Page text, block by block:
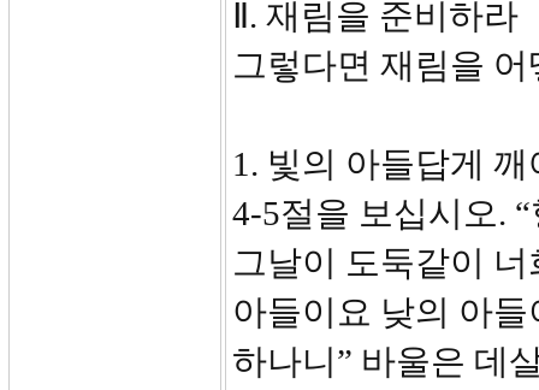
Ⅱ. 재림을 준비하라
그렇다면 재림을
1. 빛의 아들답게
4-5절을 보십시오.
그날이 도둑같이
아들이요 낮의 아
하나니” 바울은 데